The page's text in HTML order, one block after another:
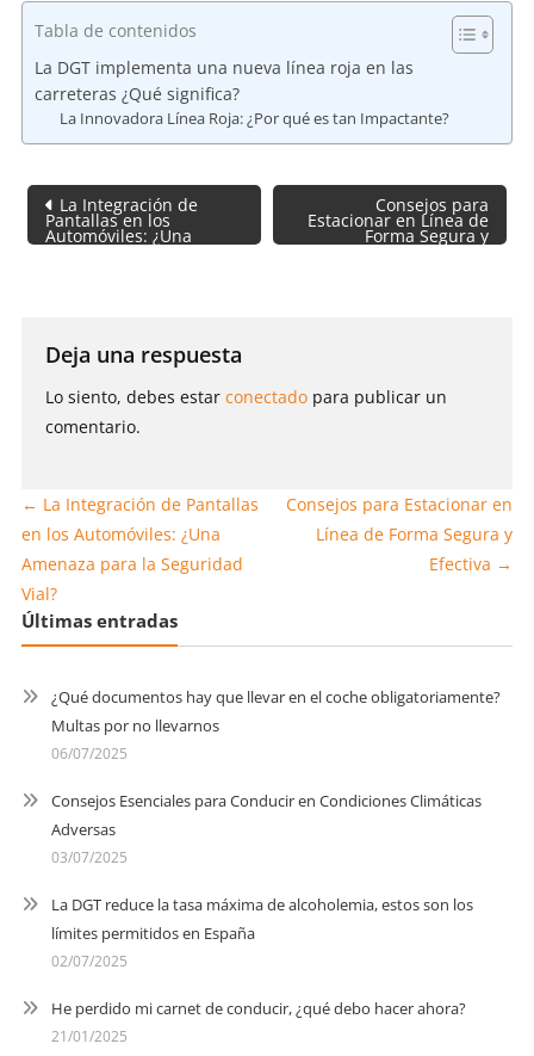
Tabla de contenidos
La DGT implementa una nueva línea roja en las
carreteras ¿Qué significa?
La Innovadora Línea Roja: ¿Por qué es tan Impactante?
Navegación
de
entradas
La Integración de
Pantallas en los
Automóviles: ¿Una
Amenaza para la
Consejos para
Estacionar en Línea de
Forma Segura y
Efectiva
Deja una respuesta
Lo siento, debes estar conectadopara publicar un
comentario.
← La Integración de Pantallas
en los Automóviles: ¿Una
Amenaza para la Seguridad
Vial?
Consejos para Estacionar en
Línea de Forma Segura y
Efectiva →
Últimas entradas
¿Qué documentos hay que llevar en el coche obligatoriamente?
Multas por no llevarnos
06/07/2025
Consejos Esenciales para Conducir en Condiciones Climáticas
Adversas
03/07/2025
La DGT reduce la tasa máxima de alcoholemia, estos son los
límites permitidos en España
02/07/2025
He perdido mi carnet de conducir, ¿qué debo hacer ahora?
21/01/2025